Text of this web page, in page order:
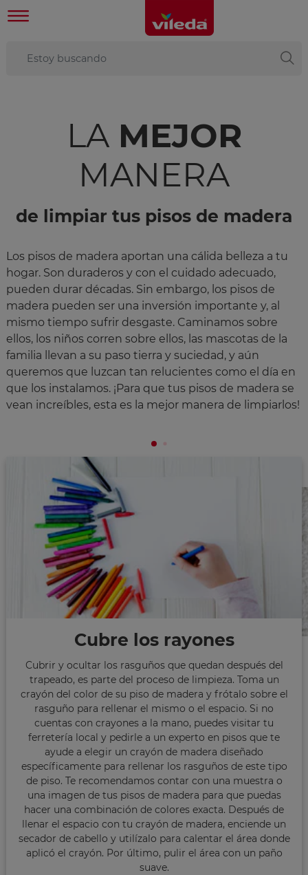
LA MEJOR
MANERA
de limpiar tus pisos de madera
Los pisos de madera aportan una cálida belleza a tu
hogar. Son duraderos y con el cuidado adecuado,
pueden durar décadas. Sin embargo, los pisos de
madera pueden ser una inversión importante y, al
mismo tiempo sufrir desgaste. Caminamos sobre
ellos, los niños corren sobre ellos, las mascotas de la
familia llevan a su paso tierra y suciedad, y aún
queremos que luzcan tan relucientes como el día en
que los instalamos. ¡Para que tus pisos de madera se
vean increíbles, esta es la mejor manera de limpiarlos!
Cubre los rayones
Cubrir y ocultar los rasguños que quedan después del
trapeado, es parte del proceso de limpieza. Toma un
crayón del color de su piso de madera y frótalo sobre el
rasguño para rellenar el mismo o el espacio. Si no
cuentas con crayones a la mano, puedes visitar tu
ferretería local y pedirle a un experto en pisos que te
ayude a elegir un crayón de madera diseñado
específicamente para rellenar los rasguños de este tipo
de piso. Te recomendamos contar con una muestra o
una imagen de tus pisos de madera para que puedas
hacer una combinación de colores exacta. Después de
llenar el espacio con tu crayón de madera, enciende un
secador de cabello y utilízalo para calentar el área donde
aplicó el crayón. Por último, pulir el área con un paño
suave.